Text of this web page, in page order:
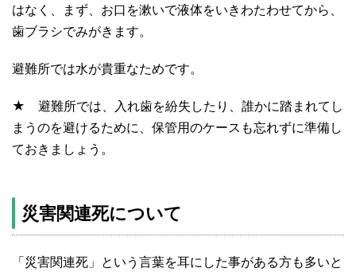
はなく、まず、お口を漱いで液体をいきわたわせてから、
歯ブラシでみがきます。
避難所では水が貴重なためです。
★ 避難所では、入れ歯を紛失したり、誰かに踏まれてし
まうのを避けるために、保管用のケースも忘れずに準備し
ておきましょう。
災害関連死について
「災害関連死」という言葉を耳にした事がある方も多いと